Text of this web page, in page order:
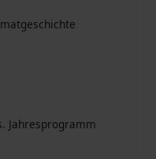
Jahresprogramm